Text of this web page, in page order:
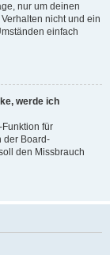
nur um deinen
nicht und ein
einfach
werde ich
für
der Board-
den Missbrauch